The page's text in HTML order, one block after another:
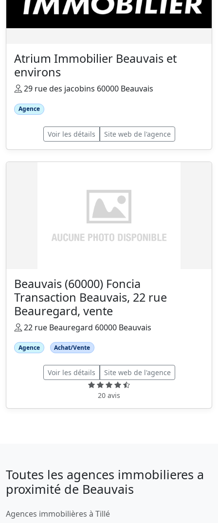
Atrium Immobilier Beauvais et
environs
29 rue des jacobins 60000 Beauvais
Agence
Voir les détails Site web de l'agence
Beauvais (60000) Foncia
Transaction Beauvais, 22 rue
Beauregard, vente
22 rue Beauregard 60000 Beauvais
Agence Achat/Vente
Voir les détails Site web de l'agence
20 avis
Toutes les agences immobilieres a
proximité de Beauvais
Agences immobilières à Tillé